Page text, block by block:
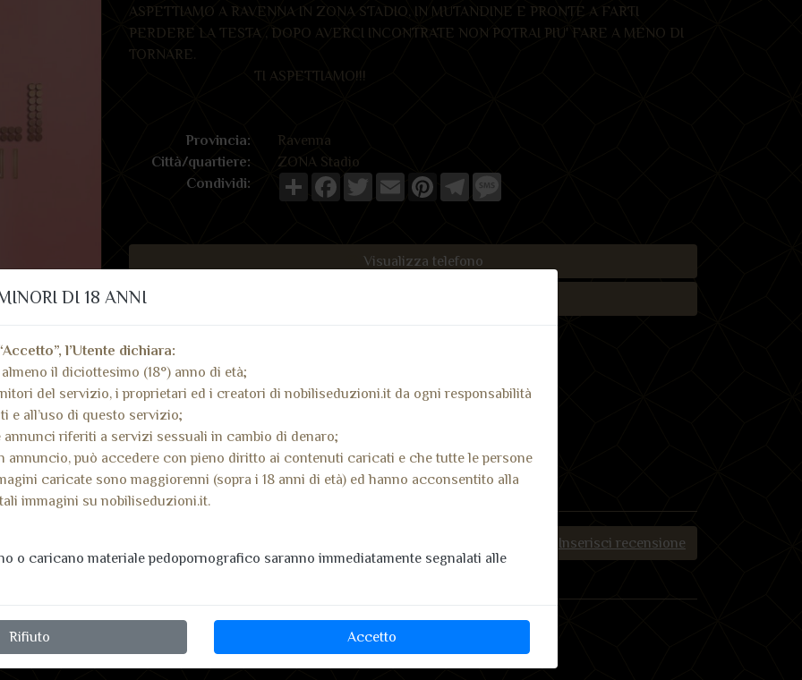
ASPETTIAMO A RAVENNA IN ZONA STADIO, IN MUTANDINE E PRONTE A FARTI
PERDERE LA TESTA , DOPO AVERCI INCONTRATE NON POTRAI PIU' FARE A MENO DI
TORNARE.
TI ASPETTIAMO!!!
Provincia:
Ravenna
Città/quartiere:
ZONA Stadio
Condividi:
Share Facebook
TwitterEmail Pinterest
Visualizza telefono
Inserisci recensione
DI 18 ANNI
l’Utente dichiara:
il diciottesimo (18°) anno di età;
del servizio, i proprietari ed i creatori di nobiliseduzioni.it da ogni responsabilità
e all’uso di questo servizio;
annunci riferiti a servizi sessuali in cambio di denaro;
annuncio, può accedere con pieno diritto ai contenuti caricati e che tutte le persone
caricate sono maggiorenni (sopra i 18 anni di età) ed hanno acconsentito alla
immagini su nobiliseduzioni.it.
o caricano materiale pedopornografico saranno immediatamente segnalati alle
Rifiuto Accetto